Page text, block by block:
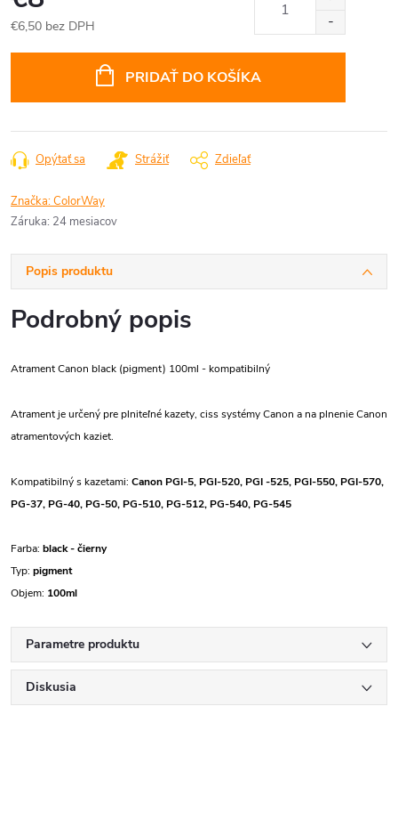
€6,50 bez DPH
PRIDAŤ DO KOŠÍKA
Opýtať sa Strážiť Zdieľať
Značka:ColorWay
Záruka: 24 mesiacov
Popis produktu
Podrobný popis
Atrament Canon black (pigment) 100ml - kompatibilný
Atrament je určený pre plniteľné kazety, ciss systémy Canon a na plnenie Canon
atramentových kaziet.
Kompatibilný s kazetami: Canon PGI-5, PGI-520, PGI -525, PGI-550, PGI-570,
PG-37, PG-40, PG-50, PG-510, PG-512, PG-540, PG-545
Farba: black - čierny
Typ: pigment
Objem: 100ml
Parametre produktu
Diskusia